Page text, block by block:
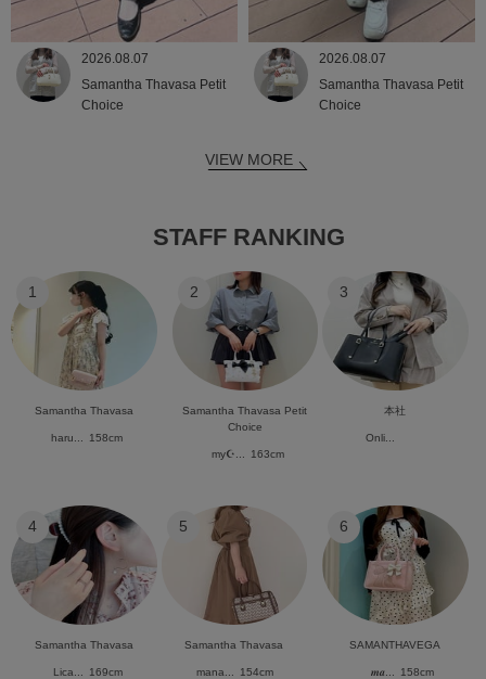
2026.08.07
Samantha Thavasa Petit
Choice
2026.08.07
Samantha Thavasa Petit
Choice
VIEW MORE
STAFF RANKING
1
Samantha Thavasa
haru... 158cm
2
Samantha Thavasa Petit
Choice
my☪︎... 163cm
3
本社
Onli...
4
Samantha Thavasa
Lica... 169cm
5
Samantha Thavasa
mana... 154cm
6
SAMANTHAVEGA
𝒎𝒂... 158cm